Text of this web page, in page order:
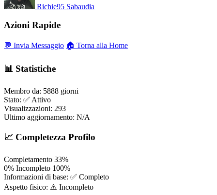
Richie95 Sabaudia
Azioni Rapide
💬 Invia Messaggio 🏠 Torna alla Home
📊 Statistiche
Membro da: 5888 giorni
Stato: ✅ Attivo
Visualizzazioni: 293
Ultimo aggiornamento: N/A
📈 Completezza Profilo
Completamento 33%
0% Incompleto 100%
Informazioni di base: ✅ Completo
Aspetto fisico: ⚠️ Incompleto